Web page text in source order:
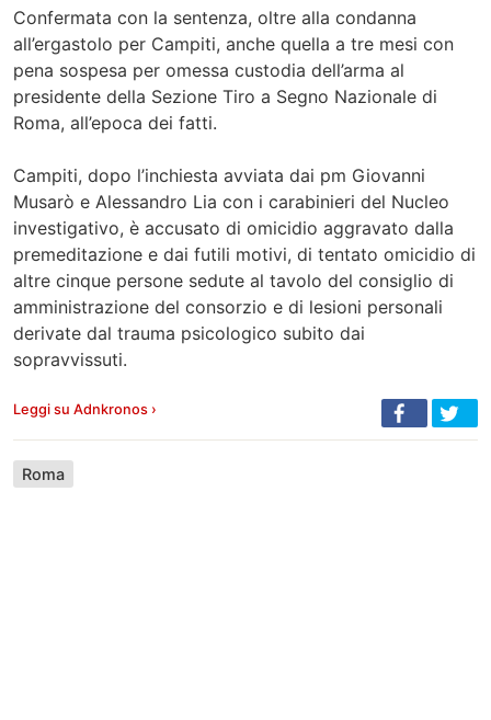
Confermata con la sentenza, oltre alla condanna
all’ergastolo per Campiti, anche quella a tre mesi con
pena sospesa per omessa custodia dell’arma al
presidente della Sezione Tiro a Segno Nazionale di
Roma, all’epoca dei fatti.
Campiti, dopo l’inchiesta avviata dai pm Giovanni
Musarò e Alessandro Lia con i carabinieri del Nucleo
investigativo, è accusato di omicidio aggravato dalla
premeditazione e dai futili motivi, di tentato omicidio di
altre cinque persone sedute al tavolo del consiglio di
amministrazione del consorzio e di lesioni personali
derivate dal trauma psicologico subito dai
sopravvissuti.
Leggi su Adnkronos ›
Roma